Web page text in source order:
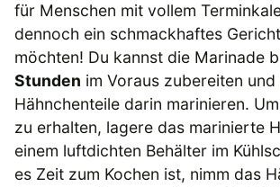
für Menschen mit vollem
dennoch ein schmackhaftes
möchten! Du kannst die Marinade
Stunden im Voraus zubereiten und
Hähnchenteile darin marinieren.
zu erhalten, lagere das marinierte
einem luftdichten Behälter im
es Zeit zum Kochen ist, nimm das